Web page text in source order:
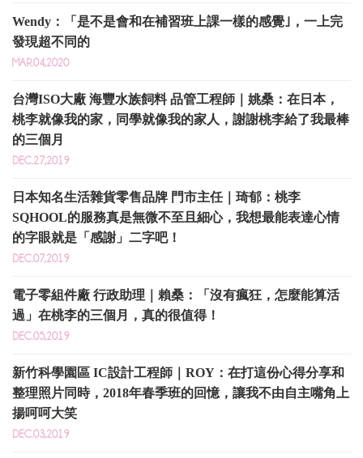
Wendy：「是不是會和在補習班上課一樣的感覺｣，一上完
發現超不同的
MAR.04,2020
台灣ISO大廠 海豐水族飼料 品管工程師｜姚桑：在日本，
桃李就像我的家，同學就像我的家人，謝謝桃李給了我最棒
的三個月
DEC.27,2019
日本知名生活雜貨零售品牌 門市主任｜琦郁：桃李
SQHOOL的服務真是無微不至且細心，我想最能表達心情
的字眼就是「感謝」二字吧！
DEC.07,2019
電子零組件廠 行政助理｜賴桑：「沒有瘋狂，怎麼能算活
過」在桃李的三個月，真的很值得！
DEC.05,2019
新竹科學園區 IC設計工程師｜ROY：在打這份心得分享和
整理照片同時，2018年春季班的回憶，讓我不由自主嘴角上
揚呵呵大笑
DEC.03,2019